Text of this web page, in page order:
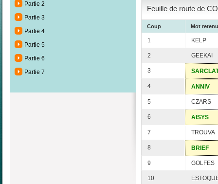
Partie 2
Partie 3
Partie 4
Partie 5
Partie 6
Partie 7
Feuille de route de
Coup Mot retenu
1 KELP
2 GEEKAI
3
4 ANNIV
5 CZARS
6 AISYS
7 TROUVA
8 BRIEF
9 GOLFES
10